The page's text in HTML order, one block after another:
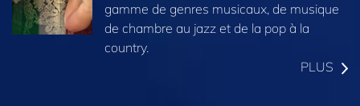
gamme de genres musicaux, de musique
de chambre au jazz et de la pop à la
country.
PLUS